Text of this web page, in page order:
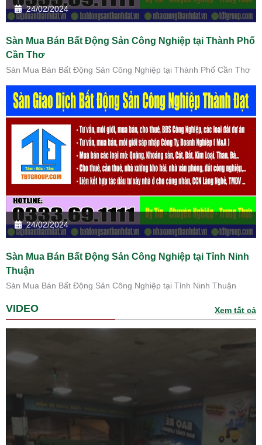
24/02/2024
Sàn Mua Bán Bất Động Sản Công Nghiệp tại Thành Phố
Cần Thơ
Sàn Mua Bán Bất Động Sản Công Nghiệp tại Thành Phố Cần Thơ
24/02/2024
Sàn Mua Bán Bất Động Sản Công Nghiệp tại Tỉnh Ninh
Thuận
Sàn Mua Bán Bất Động Sản Công Nghiệp tại Tỉnh Ninh Thuận
VIDEO Xem tất cả